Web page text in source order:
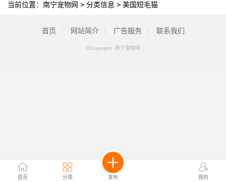
首页 分类 发布 我的
当前位置： 南宁宠物网 > 分类信息 > 美国短毛猫
首页 网站简介 广告服务 联系我们
©Copyright 南宁宠物网